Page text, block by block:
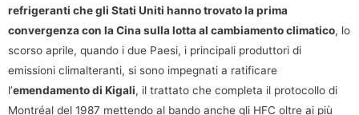
refrigeranti che gli Stati Uniti hanno trovato la prima
convergenza con la Cina sulla lotta al cambiamento climatico, lo
scorso aprile, quando i due Paesi, i principali produttori di
emissioni climalteranti, si sono impegnati a ratificare
l’emendamento di Kigali, il trattato che completa il protocollo di
Montréal del 1987 mettendo al bando anche gli HFC oltre ai più